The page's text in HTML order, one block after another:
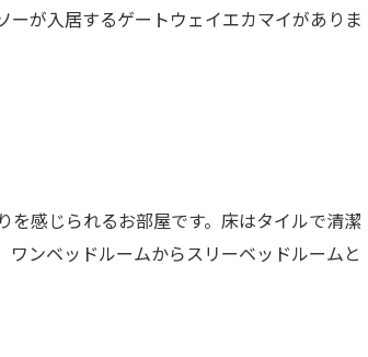
が入居するゲートウェイエカマイがありま
感じられるお部屋です。床はタイルで清潔
ンベッドルームからスリーベッドルームと